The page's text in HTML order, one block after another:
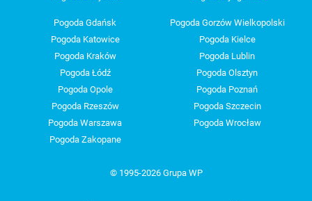
Pogoda Gdańsk
Pogoda Gorzów Wielkopolski
Pogoda Katowice
Pogoda Kielce
Pogoda Kraków
Pogoda Lublin
Pogoda Łódź
Pogoda Olsztyn
Pogoda Opole
Pogoda Poznań
Pogoda Rzeszów
Pogoda Szczecin
Pogoda Warszawa
Pogoda Wrocław
Pogoda Zakopane
© 1995-2026 Grupa WP